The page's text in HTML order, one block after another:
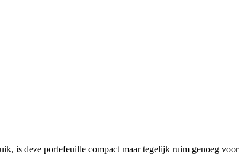
is deze portefeuille compact maar tegelijk ruim genoeg voor